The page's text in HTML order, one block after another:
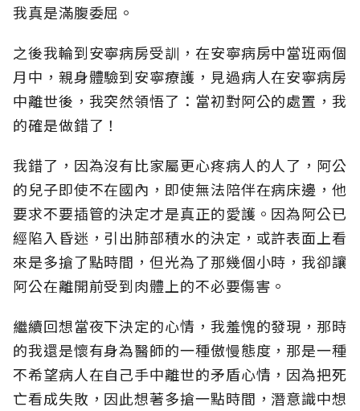
我真是滿腹委屈。
之後我輪到安寧病房受訓，在安寧病房中當班兩個
月中，親身體驗到安寧療護，見過病人在安寧病房
中離世後，我突然領悟了：當初對阿公的處置，我
的確是做錯了！
我錯了，因為沒有比家屬更心疼病人的人了，阿公
的兒子即使不在國內，即使無法陪伴在病床邊，他
要求不要插管的決定才是真正的愛護。因為阿公已
經陷入昏迷，引出肺部積水的決定，或許表面上看
來是多搶了點時間，但光為了那幾個小時，我卻讓
阿公在離開前受到肉體上的不必要傷害。
繼續回想當夜下決定的心情，我羞愧的發現，那時
的我還是懷有身為醫師的一種傲慢態度，那是一種
不希望病人在自己手中離世的矛盾心情，因為把死
亡看成失敗，因此想著多搶一點時間，潛意識中想